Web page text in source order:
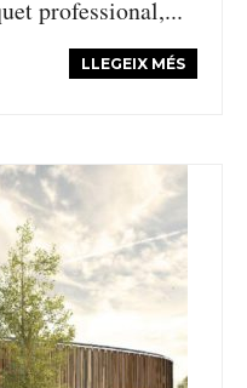
professional,...
LLEGEIX MÉS